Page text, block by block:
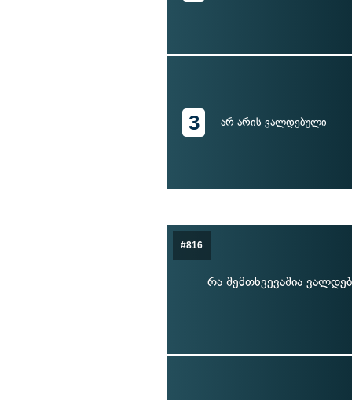
3 არ არის ვალდებული
#816
რა შემთხვევაშია